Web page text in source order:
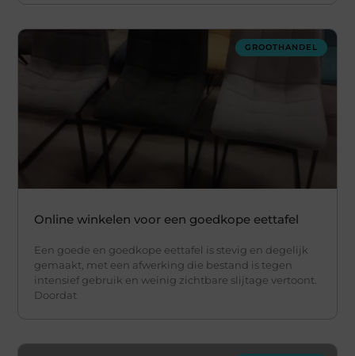
GROOTHANDEL
Online winkelen voor een goedkope eettafel
Een goede en goedkope eettafel is stevig en degelijk
gemaakt, met een afwerking die bestand is tegen
intensief gebruik en weinig zichtbare slijtage vertoont.
Doordat